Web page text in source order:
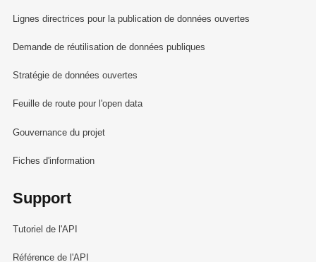
Lignes directrices pour la publication de données ouvertes
Demande de réutilisation de données publiques
Stratégie de données ouvertes
Feuille de route pour l'open data
Gouvernance du projet
Fiches d'information
Support
Tutoriel de l'API
Référence de l'API